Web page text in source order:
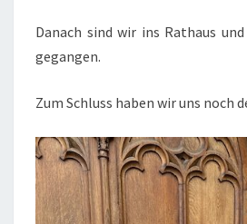
Danach sind wir ins Rathaus
gegangen.
Zum Schluss haben wir uns noch